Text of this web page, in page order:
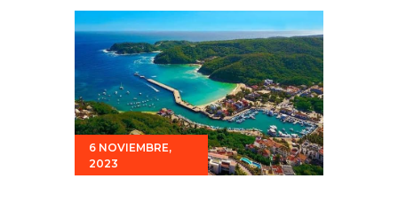
Estaciones
Eventos
Promociones
Noticias
Para ti
Contacto
6 NOVIEMBRE,
2023